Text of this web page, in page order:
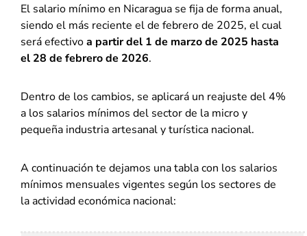
El salario mínimo en Nicaragua se fija de forma anual,
siendo el más reciente el de febrero de 2025, el cual
será efectivoa partir del 1 de marzo de 2025 hasta
el 28 de febrero de 2026.
Dentro de los cambios, se aplicará un reajuste del 4%
a los salarios mínimos del sector de la micro y
pequeña industria artesanal y turística nacional.
A continuación te dejamos una tabla con los salarios
mínimos mensuales vigentes según los sectores de
la actividad económica nacional: